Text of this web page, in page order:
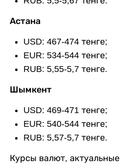
Астана
USD: 467-474 тенге;
EUR: 534-544 тенге;
RUB: 5,55-5,7 тенге.
Шымкент
USD: 469-471 тенге;
EUR: 540-544 тенге;
RUB: 5,57-5,7 тенге.
Курсы валют, актуальные